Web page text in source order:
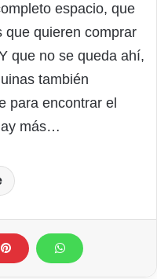
espacio, que
que quieren comprar
que no se queda ahí,
también
para encontrar el
más…